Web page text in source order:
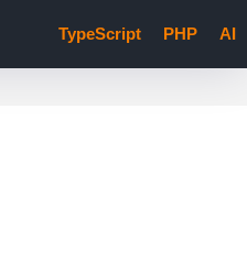
TypeScript PHP AI